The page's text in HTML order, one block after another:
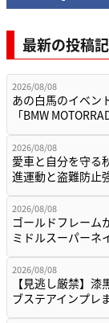
最新の投稿
2026/08/08
あの白馬のイベン
「BMW
2026/08/08
愛車と自分を守る
進運動と盗難防止
2026/08/08
ゴールドフレーム
ミドルスーパー
2026/08/08
【見逃し厳禁】
ブステアインプレ